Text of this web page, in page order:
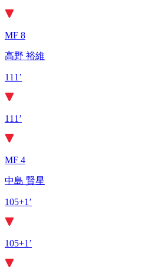
MF 8
高野 裕維
111’
111’
MF 4
中島 賢星
105+1’
105+1’